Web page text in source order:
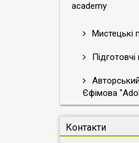
academy
Мистецькі
Єфімова
Контакти